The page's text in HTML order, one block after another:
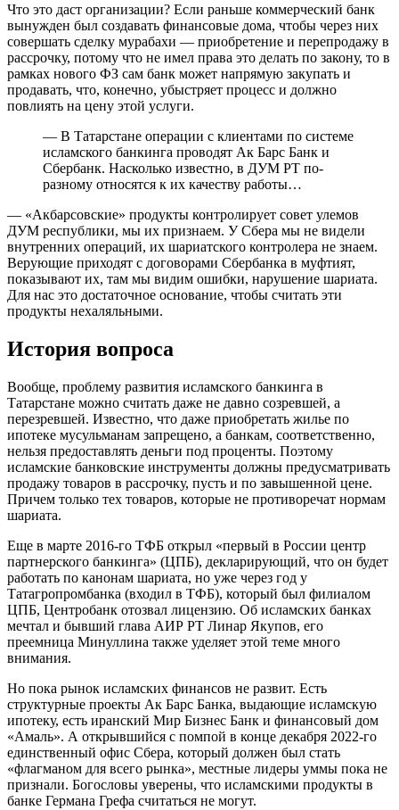
Что это даст организации? Если раньше коммерческий банк
вынужден был создавать финансовые дома, чтобы через них
совершать сделку мурабахи — приобретение и перепродажу в
рассрочку, потому что не имел права это делать по закону, то в
рамках нового ФЗ сам банк может напрямую закупать и
продавать, что, конечно, убыстряет процесс и должно
повлиять на цену этой услуги.
— В Татарстане операции с клиентами по системе
исламского банкинга проводят Ак Барс Банк и
Сбербанк. Насколько известно, в ДУМ РТ по-
разному относятся к их качеству работы…
— «Акбарсовские» продукты контролирует совет улемов
ДУМ республики, мы их признаем. У Сбера мы не видели
внутренних операций, их шариатского контролера не знаем.
Верующие приходят с договорами Сбербанка в муфтият,
показывают их, там мы видим ошибки, нарушение шариата.
Для нас это достаточное основание, чтобы считать эти
продукты нехаляльными.
История вопроса
Вообще, проблему развития исламского банкинга в
Татарстане можно считать даже не давно созревшей, а
перезревшей. Известно, что даже приобретать жилье по
ипотеке мусульманам запрещено, а банкам, соответственно,
нельзя предоставлять деньги под проценты. Поэтому
исламские банковские инструменты должны предусматривать
продажу товаров в рассрочку, пусть и по завышенной цене.
Причем только тех товаров, которые не противоречат нормам
шариата.
Еще в марте 2016-го ТФБ открыл «первый в России центр
партнерского банкинга» (ЦПБ), декларирующий, что он будет
работать по канонам шариата, но уже через год у
Татагропромбанка (входил в ТФБ), который был филиалом
ЦПБ, Центробанк отозвал лицензию. Об исламских банках
мечтал и бывший глава АИР РТ Линар Якупов, его
преемница Минуллина также уделяет этой теме много
внимания.
Но пока рынок исламских финансов не развит. Есть
структурные проекты Ак Барс Банка, выдающие исламскую
ипотеку, есть иранский Мир Бизнес Банк и финансовый дом
«Амаль». А открывшийся с помпой в конце декабря 2022-го
единственный офис Сбера, который должен был стать
«флагманом для всего рынка», местные лидеры уммы пока не
признали. Богословы уверены, что исламскими продукты в
банке Германа Грефа считаться не могут.